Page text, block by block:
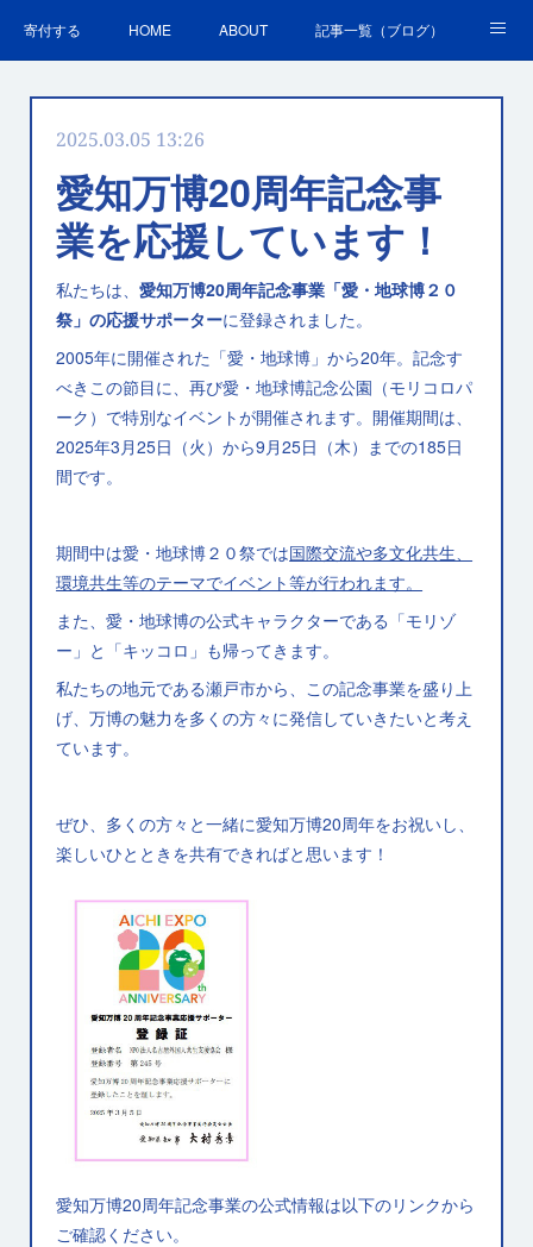
寄付する HOME ABOUT 記事一覧（ブログ）
ＳＤＧｓの取組 お問合せ
2025.03.05 13:26
愛知万博20周年記念事
業を応援しています！
私たちは、愛知万博20周年記念事業「愛・地球博２０
祭」の応援サポーターに登録されました。
2005年に開催された「愛・地球博」から20年。記念す
べきこの節目に、再び愛・地球博記念公園（モリコロパ
ーク）で特別なイベントが開催されます。開催期間は、
2025年3月25日（火）から9月25日（木）までの185日
間です。
期間中は愛・地球博２０祭では国際交流や多文化共生、
環境共生等のテーマでイベント等が行われます。
また、愛・地球博の公式キャラクターである「モリゾ
ー」と「キッコロ」も帰ってきます。
私たちの地元である瀬戸市から、この記念事業を盛り上
げ、万博の魅力を多くの方々に発信していきたいと考え
ています。
ぜひ、多くの方々と一緒に愛知万博20周年をお祝いし、
楽しいひとときを共有できればと思います！
愛知万博20周年記念事業の公式情報は以下のリンクから
ご確認ください。